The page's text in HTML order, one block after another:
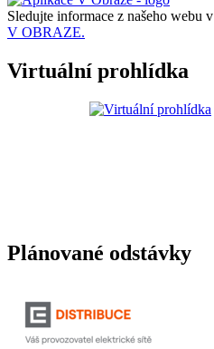
Sledujte informace z našeho webu v
V OBRAZE.
Virtuální prohlídka
Plánované odstávky